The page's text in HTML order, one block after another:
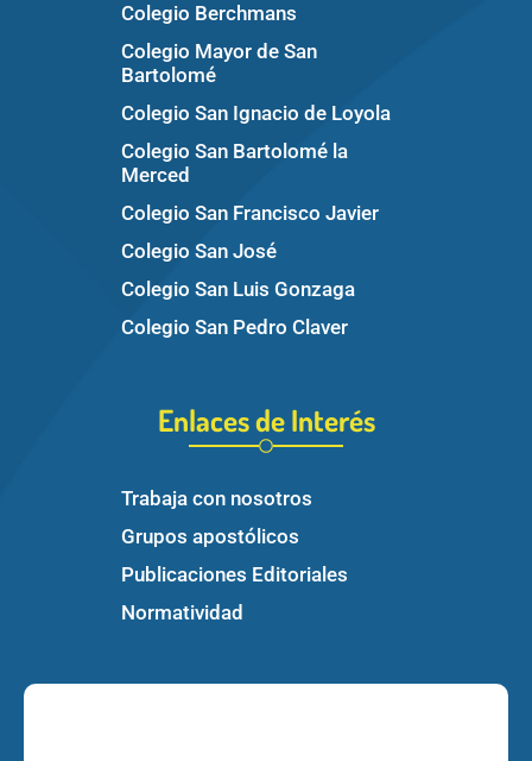
Colegio Berchmans
Colegio Mayor de San
Bartolomé
Colegio San Ignacio de Loyola
Colegio San Bartolomé la
Merced
Colegio San Francisco Javier
Colegio San José
Colegio San Luis Gonzaga
Colegio San Pedro Claver
Enlaces de Interés
Trabaja con nosotros
Grupos apostólicos
Publicaciones Editoriales
Normatividad